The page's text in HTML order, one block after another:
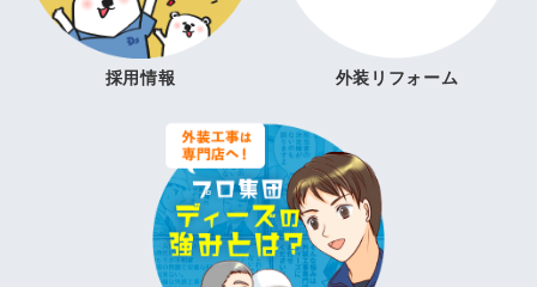
採用情報 外装リフォーム